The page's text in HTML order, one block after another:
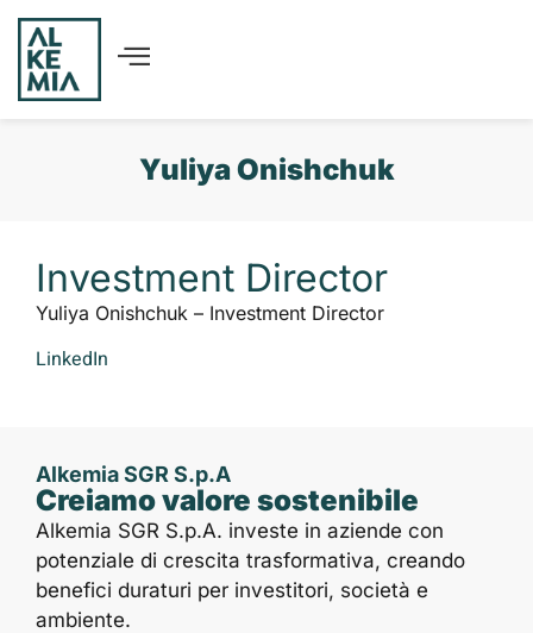
Yuliya Onishchuk
Investment Director
Yuliya Onishchuk – Investment Director
LinkedIn
Alkemia SGR S.p.A
Creiamo valore sostenibile
Alkemia SGR S.p.A. investe in aziende con
potenziale di crescita trasformativa, creando
benefici duraturi per investitori, società e
ambiente.